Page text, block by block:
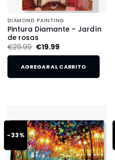
DIAMOND PAINTING
Pintura Diamante – Jardín
de rosas
€29.99 €19.99
AGREGAR AL CARRITO
-33%